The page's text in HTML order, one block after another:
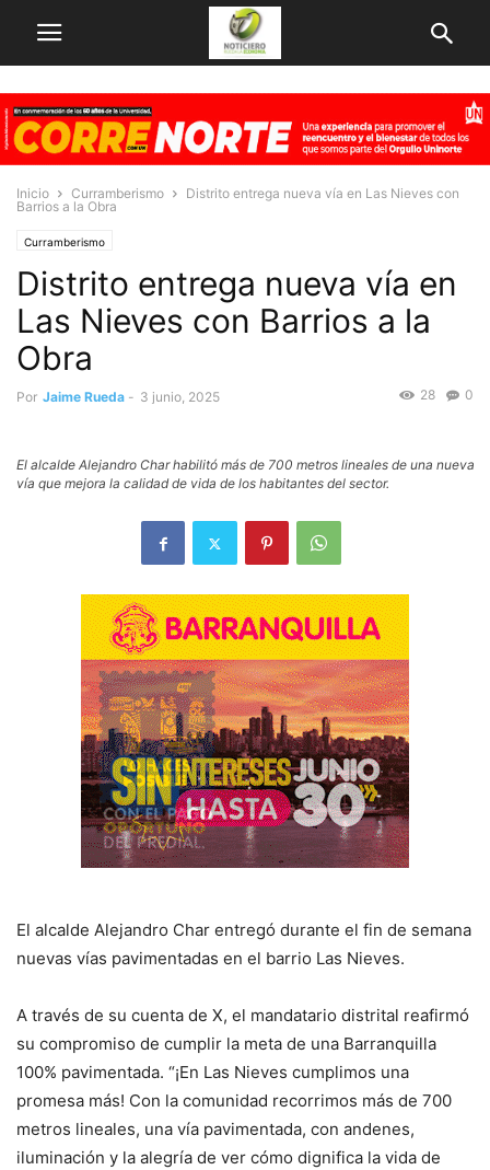
Inicio Curramberismo
Distrito entrega nueva vía en Las Nieves con
Barrios a la Obra
Curramberismo
Distrito entrega nueva vía en
Las Nieves con Barrios a la
Obra
Por Jaime Rueda - 3 junio, 2025 0
28
El alcalde Alejandro Char habilitó más de 700 metros lineales de una nueva
vía que mejora la calidad de vida de los habitantes del sector.
El alcalde Alejandro Char entregó durante el fin de semana
nuevas vías pavimentadas en el barrio Las Nieves.
A través de su cuenta de X, el mandatario distrital reafirmó
su compromiso de cumplir la meta de una Barranquilla
100% pavimentada. “¡En Las Nieves cumplimos una
promesa más! Con la comunidad recorrimos más de 700
metros lineales, una vía pavimentada, con andenes,
iluminación y la alegría de ver cómo dignifica la vida de